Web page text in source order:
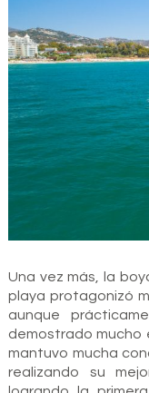
Una vez más, la
playa protagonizó
aunque
demostrado mucho
mantuvo mucha
realizando su